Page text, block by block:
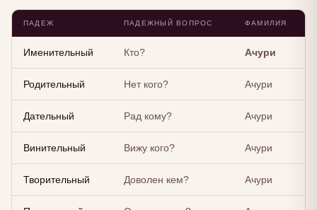
ПАДЕЖ ПАДЕЖНЫЙ ВОПРОС ФАМИЛИЯ
Именительный Кто? Ачури
Родительный Нет кого? Ачури
Дательный Рад кому? Ачури
Винительный Вижу кого? Ачури
Творительный Доволен кем? Ачури